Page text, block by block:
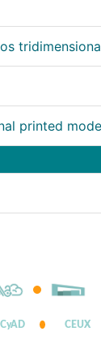
printed
CyAD CEUX